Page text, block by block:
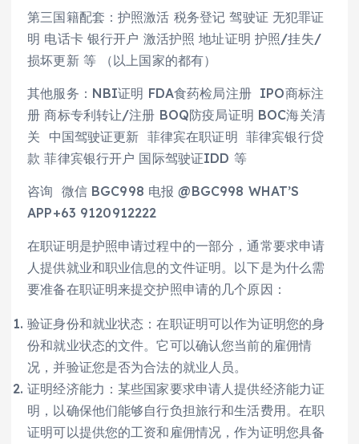
第三国籍配套：护照激活 税务登记 驾驶证 无犯罪证
明 电话卡 银行开户 激活护照 地址证明 护照/挂失/
损坏更新 等 （以上国家的都有）
其他服务：NBI证明 FDA食药检局注册 IPO商标注
册 商标专利转让/注册 BOQ防疫局证明 BOC海关清
关 中国驾驶证更新 菲律宾在职证明 菲律宾银行贷
款 菲律宾银行开户 国际驾驶证IDD 等
咨询 微信 BGC998 电报 @BGC998 WHAT’S
APP+63 9120912222
在职证明是护照申请过程中的一部分，通常要求申请
人提供就业和职业信息的文件证明。以下是为什么需
要准备在职证明来提交护照申请的几个原因：
验证身份和就业状态：在职证明可以作为证明您的身
份和就业状态的文件。它可以确认您当前的雇佣情
况，并验证您是否为合法的就业人员。
证明经济能力：某些国家要求申请人提供经济能力证
明，以确保他们能够自行负担旅行和生活费用。在职
证明可以提供您的工资和雇佣情况，作为证明您具备